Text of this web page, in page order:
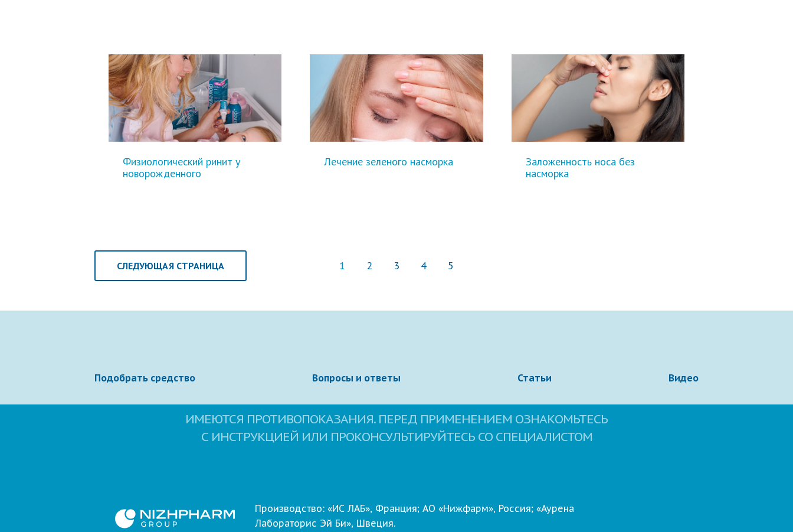
Физиологический ринит у
новорожденного
Лечение зеленого насморка
Заложенность носа без
насморка
СЛЕДУЮЩАЯ СТРАНИЦА 1 2 3 4 5
Подобрать средство Вопросы и ответы Статьи Видео
ИМЕЮТСЯ ПРОТИВОПОКАЗАНИЯ. ПЕРЕД ПРИМЕНЕНИЕМ ОЗНАКОМЬТЕСЬ
С ИНСТРУКЦИЕЙ ИЛИ ПРОКОНСУЛЬТИРУЙТЕСЬ СО СПЕЦИАЛИСТОМ
Производство: «ИС ЛАБ», Франция; АО «Нижфарм», Россия; «Аурена
Лабораторис Эй Би», Швеция.